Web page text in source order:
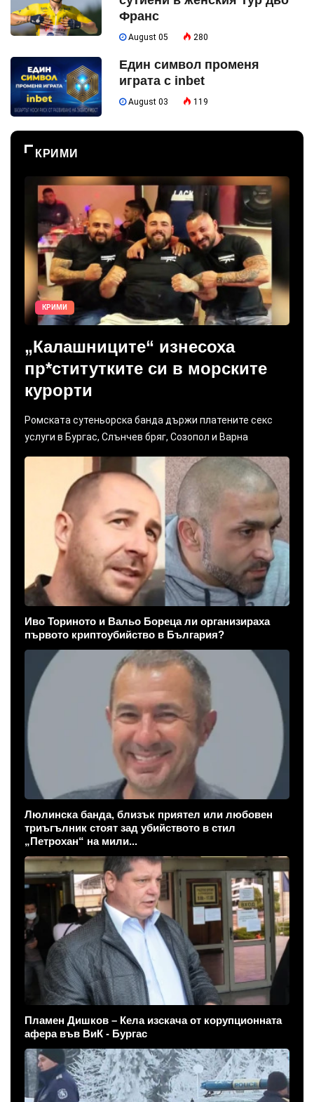
Франс
August 05 280
Един символ променя
играта с inbet
August 03 119
КРИМИ
КРИМИ
„Калашниците“ изнесоха
пр*ститутките си в морските
курорти
Ромската сутеньорска банда държи платените секс
услуги в Бургас, Слънчев бряг, Созопол и Варна
Иво Ториното и Вальо Бореца ли организираха
първото криптоубийство в България?
Люлинска банда, близък приятел или любовен
триъгълник стоят зад убийството в стил
„Петрохан“ на мили...
Пламен Дишков – Кела изскача от корупционната
афера във ВиК - Бургас